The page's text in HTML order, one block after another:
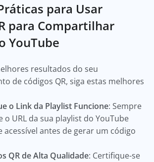
para Usar
para Compartilhar
YouTube
resultados do seu
de códigos QR, siga estas melhores
o Link da Playlist Funcione: Sempre
o URL da sua playlist do YouTube
acessível antes de gerar um código
QR de Alta Qualidade: Certifique-se